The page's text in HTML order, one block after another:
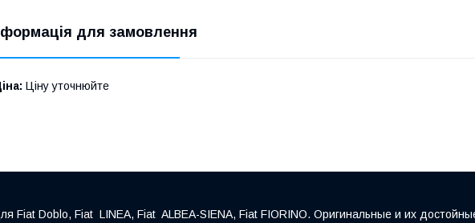
для замовлення
Ціну уточнюйте
Doblo, Fiat LINEA, Fiat ALBEA-SIENA, Fiat FIORINO. Оригинальные и их